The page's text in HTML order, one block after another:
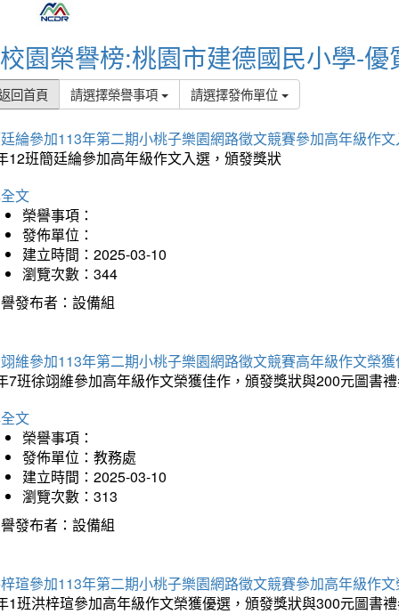
校園榮譽榜:桃園市建德國民小學-優
回首頁 請選擇榮譽事項 請選擇發佈單位
綸參加113年第二期小桃子樂園網路徵文競賽參加高年級作
12班簡廷綸參加高年級作文入選，頒發獎狀
文
榮譽事項：
發佈單位：
建立時間：2025-03-10
瀏覽次數：344
發布者：設備組
維參加113年第二期小桃子樂園網路徵文競賽高年級作文榮
7班徐翊維參加高年級作文榮獲佳作，頒發獎狀與200元圖書
文
榮譽事項：
發佈單位：教務處
建立時間：2025-03-10
瀏覽次數：313
發布者：設備組
瑄參加113年第二期小桃子樂園網路徵文競賽參加高年級作
1班洪梓瑄參加高年級作文榮獲優選，頒發獎狀與300元圖書